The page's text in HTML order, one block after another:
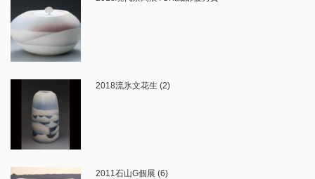
2018流氷文花生 (2)
2011石山G個展 (6)